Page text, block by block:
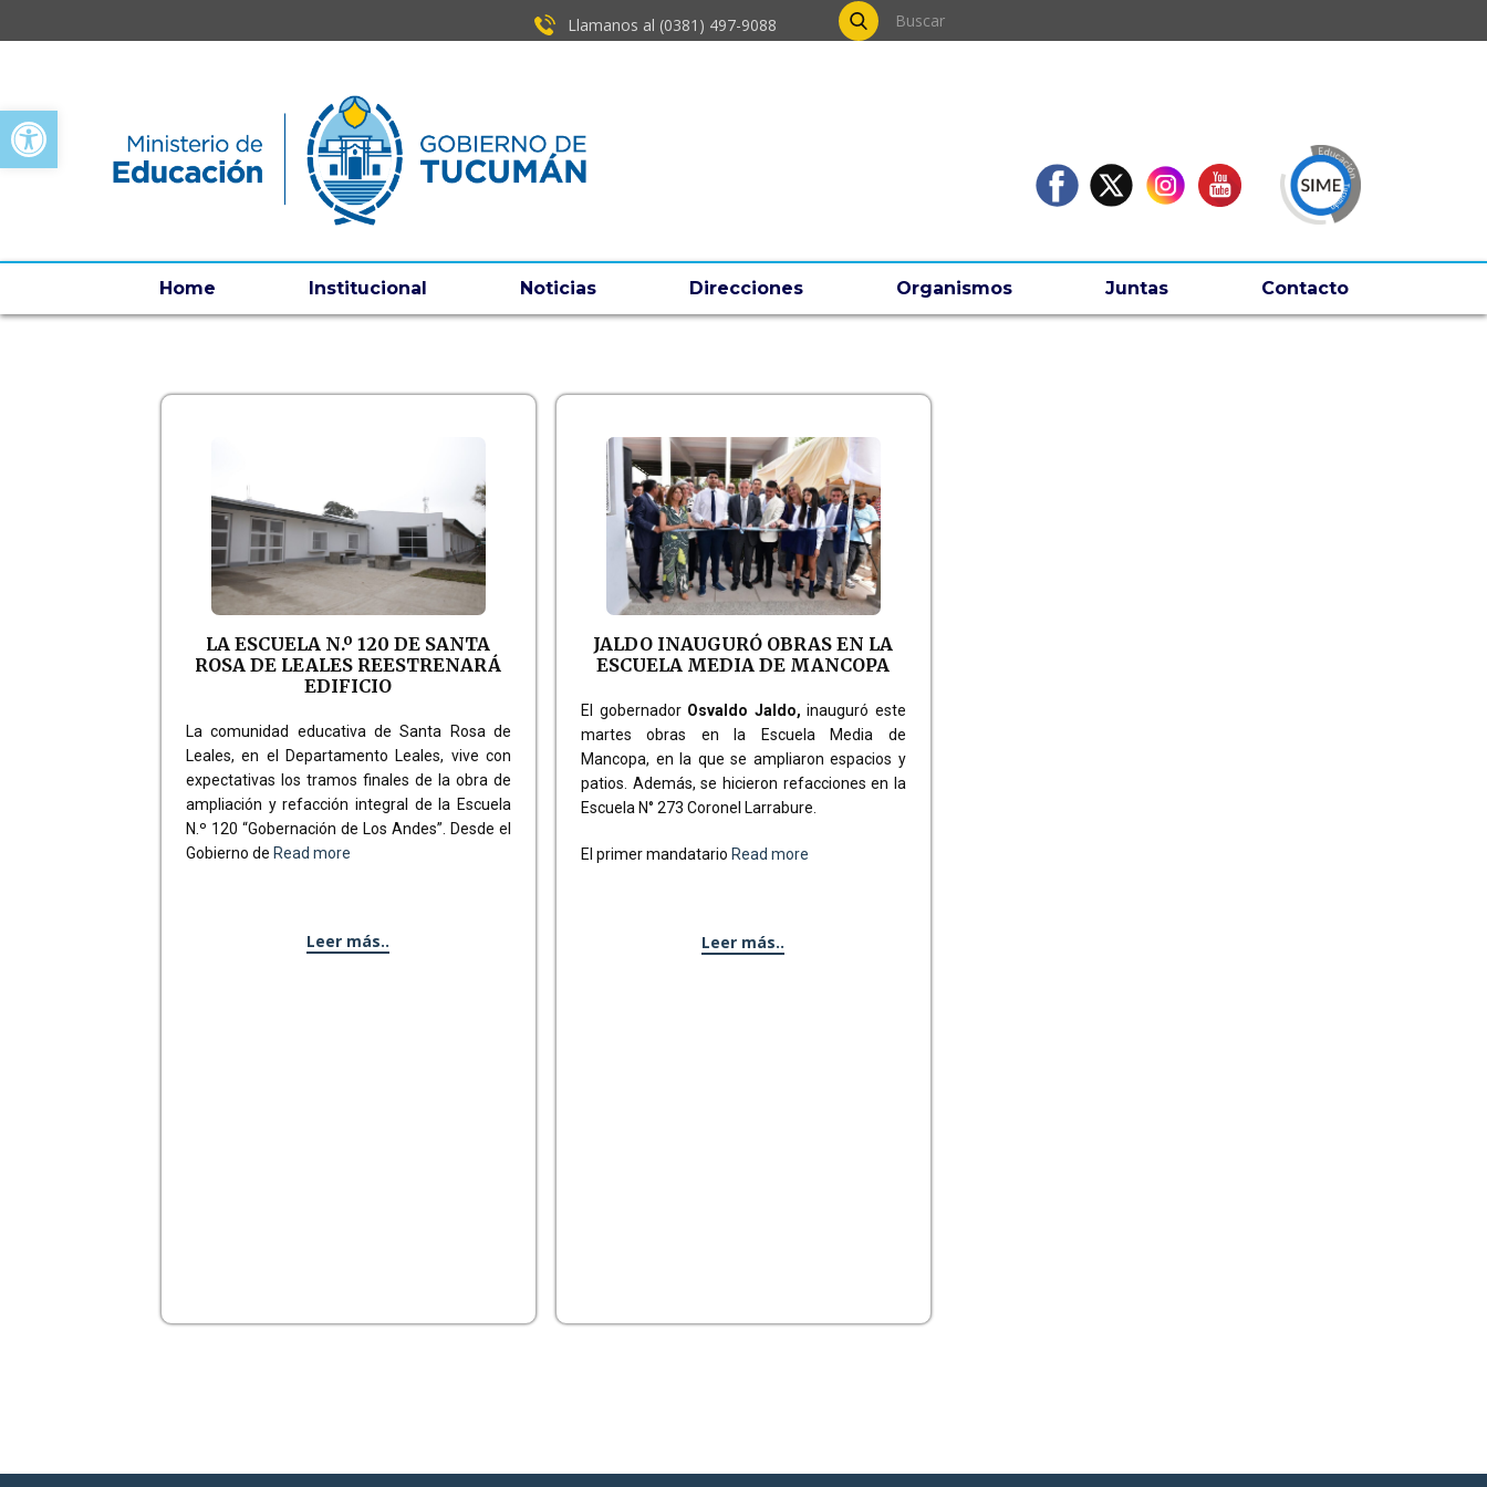
Open toolbar
Llamanos al (0381) ​497-9088
Home Institucional Noticias Direcciones Organismos Juntas Contacto
LA ESCUELA N.º 120 DE SANTA
ROSA DE LEALES REESTRENARÁ
EDIFICIO
La comunidad educativa de Santa Rosa de
Leales, en el Departamento Leales, vive con
expectativas los tramos finales de la obra de
ampliación y refacción integral de la Escuela
N.º 120 “Gobernación de Los Andes”. Desde el
Gobierno de Read more
Leer más..
JALDO INAUGURÓ OBRAS EN LA
ESCUELA MEDIA DE MANCOPA
El gobernador Osvaldo Jaldo, inauguró este
martes obras en la Escuela Media de
Mancopa, en la que se ampliaron espacios y
patios. Además, se hicieron refacciones en la
Escuela N° 273 Coronel Larrabure.
El primer mandatario Read more
Leer más..